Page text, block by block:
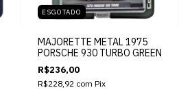
ESGOTADO
MAJORETTE METAL 1975
PORSCHE 930 TURBO GREEN
R$236,00
R$228,92 com Pix